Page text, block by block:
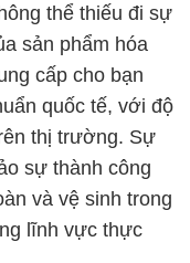
thể thiếu đi sự
sản phẩm hóa
cấp cho bạn
quốc tế, với độ
thị trường. Sự
sự thành công
và vệ sinh trong
lĩnh vực thực